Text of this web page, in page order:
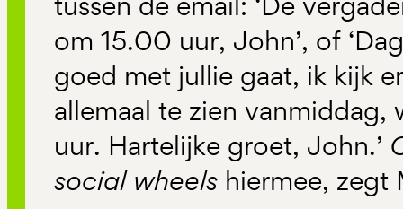
om 15.00 uur, John’, of
goed met jullie gaat, ik kijk
allemaal te zien
uur. Hartelijke groet, John.’
social wheels hiermee, zegt